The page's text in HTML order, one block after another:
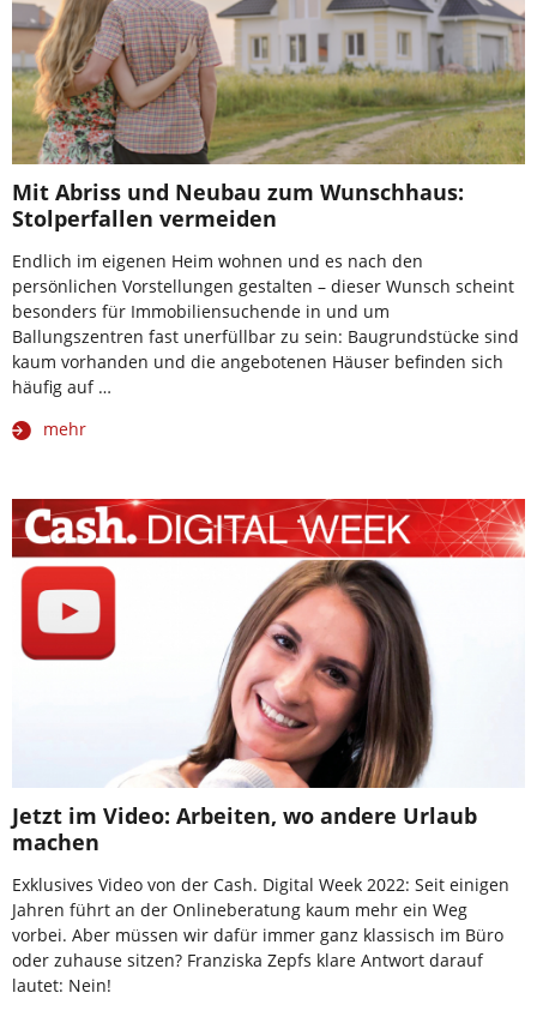
Mit Abriss und Neubau zum Wunschhaus:
Stolperfallen vermeiden
Endlich im eigenen Heim wohnen und es nach den
persönlichen Vorstellungen gestalten – dieser Wunsch scheint
besonders für Immobiliensuchende in und um
Ballungszentren fast unerfüllbar zu sein: Baugrundstücke sind
kaum vorhanden und die angebotenen Häuser befinden sich
häufig auf …
mehr
Jetzt im Video: Arbeiten, wo andere Urlaub
machen
Exklusives Video von der Cash. Digital Week 2022: Seit einigen
Jahren führt an der Onlineberatung kaum mehr ein Weg
vorbei. Aber müssen wir dafür immer ganz klassisch im Büro
oder zuhause sitzen? Franziska Zepfs klare Antwort darauf
lautet: Nein!